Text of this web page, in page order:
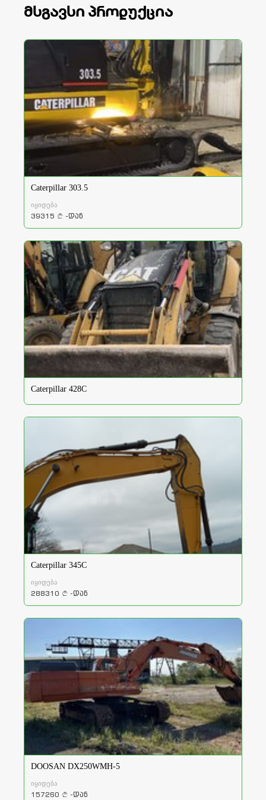
მსგავსი პროდუქცია
Caterpillar 303.5
იყიდება
39315 a -დან
Caterpillar 428C
Caterpillar 345C
იყიდება
288310 a -დან
DOOSAN DX250WMH-5
იყიდება
157260 a -დან